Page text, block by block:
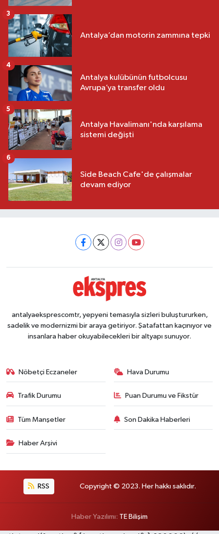
Antalya’dan motorin zammına tepki
3
Antalya kulübünün futbolcusu
Avrupa’ya transfer oldu
4
Antalya Havalimanı'nda karşılama
sistemi değişti
5
Side Beach Cafe'de çalışmalar
devam ediyor
6
antalyaeksprescomtr, yepyeni temasıyla sizleri buluştururken,
sadelik ve modernizmi bir araya getiriyor. Şatafattan kaçınıyor ve
insanlara haber okuyabilecekleri bir altyapı sunuyor.
Nöbetçi Eczaneler Hava Durumu
Trafik Durumu Puan Durumu ve Fikstür
Tüm Manşetler Son Dakika Haberleri
Haber Arşivi
RSS Copyright © 2023. Her hakkı saklıdır.
Haber Yazılımı: TE Bilişim